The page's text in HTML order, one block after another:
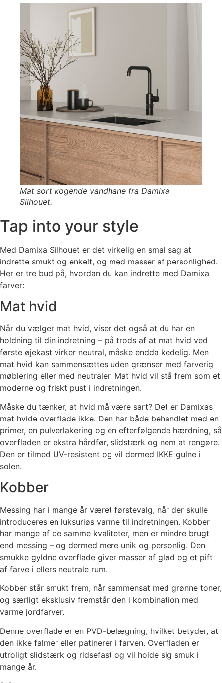
Mat sort kogende vandhane fra Damixa
Silhouet.
Tap into your style
Med Damixa Silhouet er det virkelig en smal sag at
indrette smukt og enkelt, og med masser af personlighed.
Her er tre bud på, hvordan du kan indrette med Damixa
farver:
Mat hvid
Når du vælger mat hvid, viser det også at du har en
holdning til din indretning – på trods af at mat hvid ved
første øjekast virker neutral, måske endda kedelig. Men
mat hvid kan sammensættes uden grænser med farverig
møblering eller med neutraler. Mat hvid vil stå frem som et
moderne og friskt pust i indretningen.
Måske du tænker, at hvid må være sart? Det er Damixas
mat hvide overflade ikke. Den har både behandlet med en
primer, en pulverlakering og en efterfølgende hærdning, så
overfladen er ekstra hårdfør, slidstærk og nem at rengøre.
Den er tilmed UV-resistent og vil dermed IKKE gulne i
solen.
Kobber
Messing har i mange år været førstevalg, når der skulle
introduceres en luksuriøs varme til indretningen. Kobber
har mange af de samme kvaliteter, men er mindre brugt
end messing – og dermed mere unik og personlig. Den
smukke gyldne overflade giver masser af glød og et pift
af farve i ellers neutrale rum.
Kobber står smukt frem, når sammensat med grønne toner,
og særligt eksklusiv fremstår den i kombination med
varme jordfarver.
Denne overflade er en PVD-belægning, hvilket betyder, at
den ikke falmer eller patinerer i farven. Overfladen er
utroligt slidstærk og ridsefast og vil holde sig smuk i
mange år.